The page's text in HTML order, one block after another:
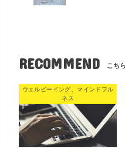
RECOMMEND
ウェルビーイング、マインドフル
ネス